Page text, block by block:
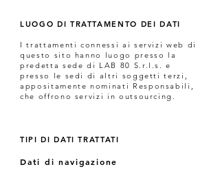
LUOGO DI TRATTAMENTO DEI DATI
I trattamenti connessi ai servizi web di
questo sito hanno luogo presso la
predetta sede di LAB 80 S.r.l.s. e
presso le sedi di altri soggetti terzi,
appositamente nominati Responsabili,
che offrono servizi in outsourcing.
TIPI DI DATI TRATTATI
Dati di navigazione